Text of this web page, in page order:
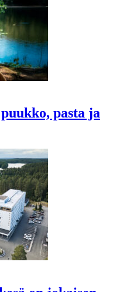
pasta ja